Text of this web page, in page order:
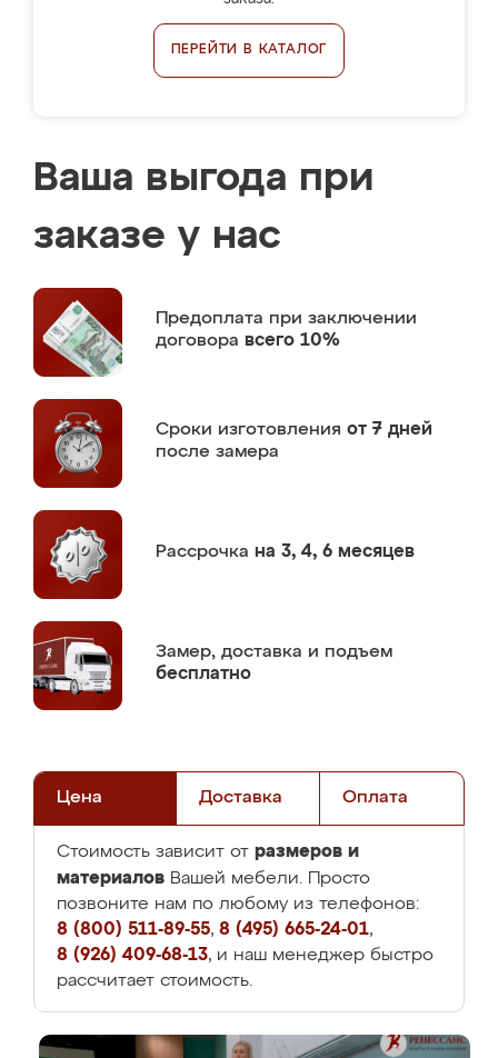
ПЕРЕЙТИ В КАТАЛОГ
Ваша выгода при
заказе у нас
Предоплата при заключении
договора всего 10%
Сроки изготовления от 7 дней
после замера
Рассрочка на 3, 4, 6 месяцев
Замер, доставка и подъем
бесплатно
Цена Доставка Оплата
Стоимость зависит от размеров и
материалов Вашей мебели. Просто
позвоните нам по любому из телефонов:
8 (800) 511-89-55, 8 (495) 665-24-01,
8 (926) 409-68-13, и наш менеджер быстро
рассчитает стоимость.